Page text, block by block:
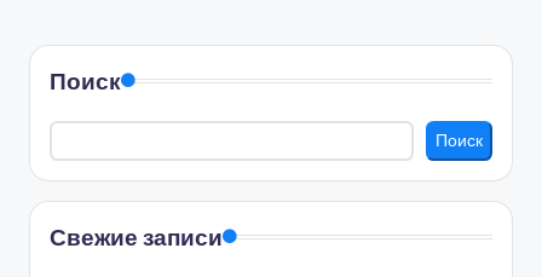
Поиск
Поиск
Свежие записи